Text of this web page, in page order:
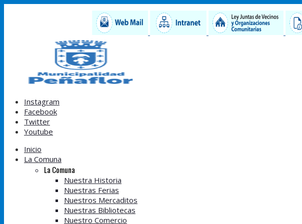
Instagram
Facebook
Twitter
Youtube
Inicio
La Comuna
La Comuna
Nuestra Historia
Nuestras Ferias
Nuestros Mercaditos
Nuestras Bibliotecas
Nuestro Comercio